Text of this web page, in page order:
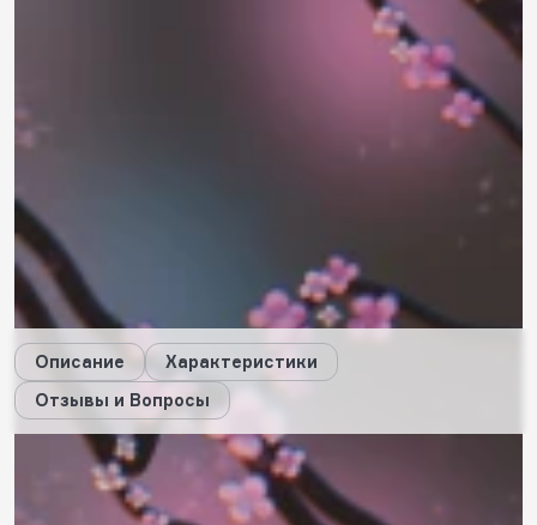
790 ₽
48
Дарим стикеры!
Описание
Характеристики
Отзывы и Вопросы
Описание
Характеристики